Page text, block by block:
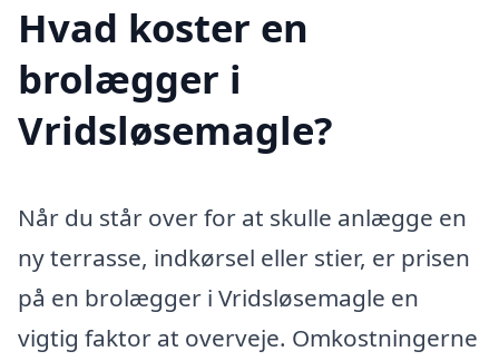
Hvad koster en
brolægger i
Vridsløsemagle?
Når du står over for at skulle anlægge en
ny terrasse, indkørsel eller stier, er prisen
på en brolægger i Vridsløsemagle en
vigtig faktor at overveje. Omkostningerne